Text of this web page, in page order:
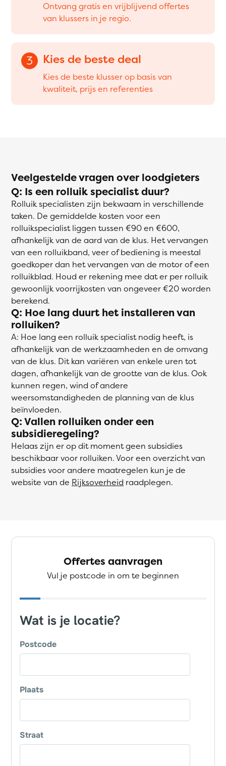
Ontvang gratis en vrijblijvend offertes
van klussers in je regio.
3 Kies de beste deal
Kies de beste klusser op basis van
kwaliteit, prijs en referenties
Veelgestelde vragen over loodgieters
Q: Is een rolluik specialist duur?
Rolluik specialisten zijn bekwaam in verschillende
taken. De gemiddelde kosten voor een
rolluikspecialist liggen tussen €90 en €600,
afhankelijk van de aard van de klus. Het vervangen
van een rolluikband, veer of bediening is meestal
goedkoper dan het vervangen van de motor of een
rolluikblad. Houd er rekening mee dat er per rolluik
gewoonlijk voorrijkosten van ongeveer €20 worden
berekend.
Q: Hoe lang duurt het installeren van
rolluiken?
A: Hoe lang een rolluik specialist nodig heeft, is
afhankelijk van de werkzaamheden en de omvang
van de klus. Dit kan variëren van enkele uren tot
dagen, afhankelijk van de grootte van de klus. Ook
kunnen regen, wind of andere
weersomstandigheden de planning van de klus
beïnvloeden.
Q: Vallen rolluiken onder een
subsidieregeling?
Helaas zijn er op dit moment geen subsidies
beschikbaar voor rolluiken. Voor een overzicht van
subsidies voor andere maatregelen kun je de
website van de Rijksoverheid raadplegen.
Offertes aanvragen
Vul je postcode in om te beginnen